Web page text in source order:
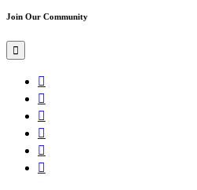
Join Our Community